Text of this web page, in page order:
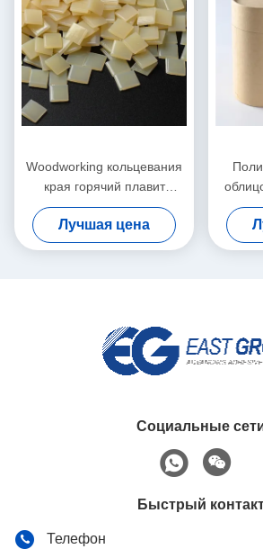
Woodworking кольцевания
края горячий плавит
слипчивое для
автоматической соединяя
машины
Лучшая цена
Социальные
Быстрый
Телефон